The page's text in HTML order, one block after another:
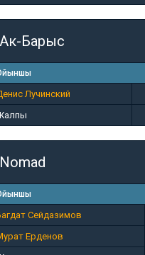
Ак-Барыс
Лучинский
Nomad
Сейдазимов
Ерденов